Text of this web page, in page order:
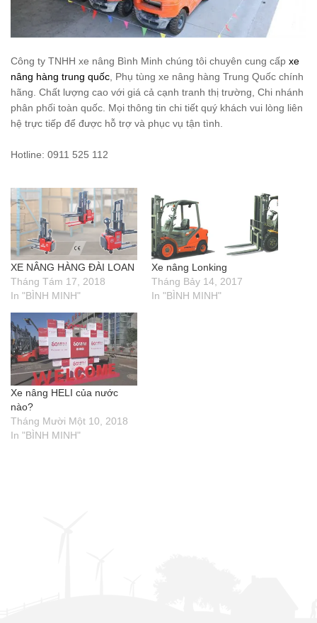
Công ty TNHH xe nâng Bình Minh chúng tôi chuyên cung cấp xe
nâng hàng trung quốc, Phụ tùng xe nâng hàng Trung Quốc chính
hãng. Chất lượng cao với giá cả cạnh tranh thị trường, Chi nhánh
phân phối toàn quốc. Mọi thông tin chi tiết quý khách vui lòng liên
hệ trực tiếp để được hỗ trợ và phục vụ tận tình.
Hotline: 0911 525 112
XE NÂNG HÀNG ĐÀI LOAN
Tháng Tám 17, 2018
In "BÌNH MINH"
Xe nâng Lonking
Tháng Bảy 14, 2017
In "BÌNH MINH"
Xe nâng HELI của nước
nào?
Tháng Mười Một 10, 2018
In "BÌNH MINH"